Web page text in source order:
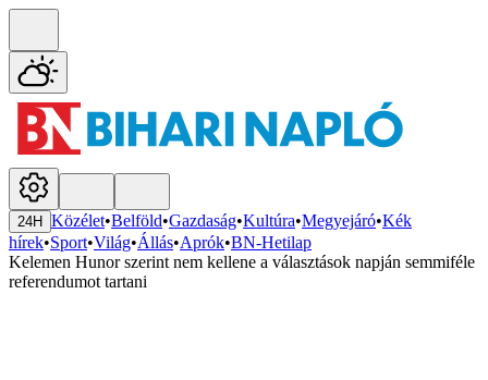
24H Közélet•Belföld•Gazdaság•Kultúra•Megyejáró•Kék
hírek•Sport•Világ•Állás•Aprók•BN-Hetilap
Kelemen Hunor szerint nem kellene a választások napján semmiféle
referendumot tartani